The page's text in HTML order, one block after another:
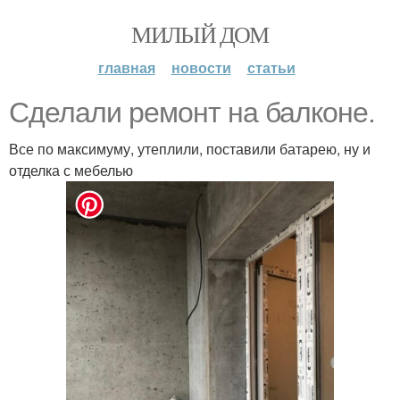
МИЛЫЙ ДОМ
главная новости статьи
Сделали ремонт на балконе.
Все по максимуму, утеплили, поставили батарею, ну и
отделка с мебелью